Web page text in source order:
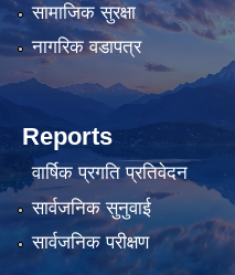
सामाजिक सुरक्षा
नागरिक वडापत्र
Reports
वार्षिक प्रगति प्रतिवेदन
सार्वजनिक सुनुवाई
सार्वजनिक परीक्षण